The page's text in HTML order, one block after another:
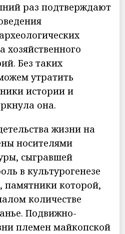
раз подтверждают
хозяйственного
Без таких
утратить
истории и
она.
жизни на
носителями
сыгравшей
в культурогенезе
памятники которой,
количестве
Подвижно-
племен майкопской